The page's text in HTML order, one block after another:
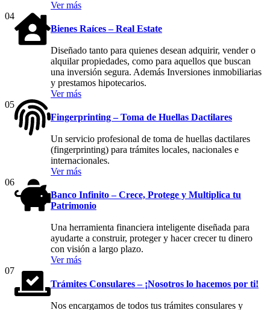
Ver más
04
Bienes Raíces – Real Estate
Diseñado tanto para quienes desean adquirir, vender o
alquilar propiedades, como para aquellos que buscan
una inversión segura. Además Inversiones inmobiliarias
y prestamos hipotecarios.
Ver más
05
Fingerprinting – Toma de Huellas Dactilares
Un servicio profesional de toma de huellas dactilares
(fingerprinting) para trámites locales, nacionales e
internacionales.
Ver más
06
Banco Infinito – Crece, Protege y Multiplica tu
Patrimonio
Una herramienta financiera inteligente diseñada para
ayudarte a construir, proteger y hacer crecer tu dinero
con visión a largo plazo.
Ver más
07
Trámites Consulares – ¡Nosotros lo hacemos por ti!
Nos encargamos de todos tus trámites consulares y